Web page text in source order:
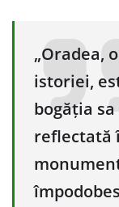
„Oradea,
istoriei,
bogăția
reflectată